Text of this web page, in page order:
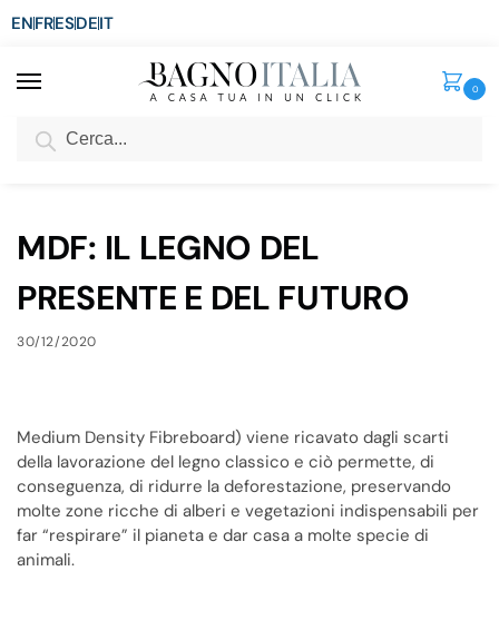
ENFRESDEIT
0
SCONTO del 3%
MDF: IL LEGNO DEL
PRESENTE E DEL FUTURO
30/12/2020
Medium Density Fibreboard) viene ricavato dagli scarti
della lavorazione del legno classico e ciò permette, di
conseguenza, di ridurre la deforestazione, preservando
molte zone ricche di alberi e vegetazioni indispensabili per
far “respirare” il pianeta e dar casa a molte specie di
animali.